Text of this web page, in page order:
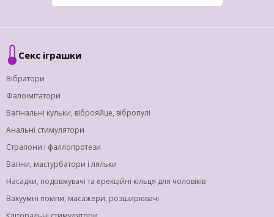
Секс іграшки
Вібратори
Фалоімітатори
Вагінальні кульки, віброяйце, вібропулі
Анальні стимулятори
Страпони і фаллопротези
Вагіни, мастурбатори і ляльки
Насадки, подовжувачі та ерекційні кільця для чоловіків
Вакуумні помпи, масажери, розширювачі